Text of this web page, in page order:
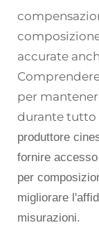
accurate
per
durante tutto
produttore
fornire
per
migliorare
misurazioni.